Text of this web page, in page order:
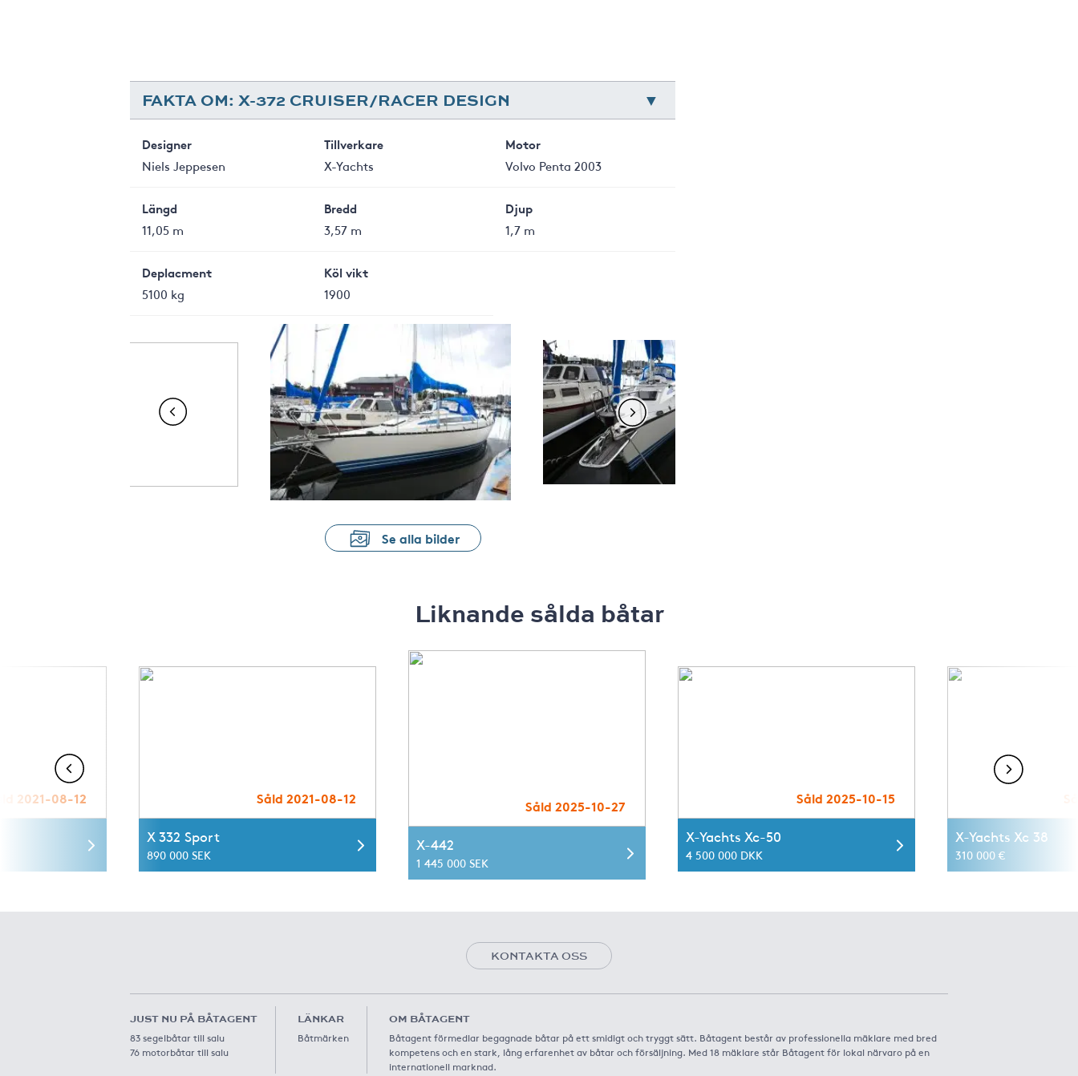
FAKTA OM: X-372 CRUISER/RACER DESIGN
Designer
Niels Jeppesen
Tillverkare
X-Yachts
Motor
Volvo Penta 2003
Längd
11,05 m
Bredd
3,57 m
Djup
1,7 m
Deplacment
5100 kg
Köl vikt
1900
Se alla bilder
Liknande sålda båtar
2021-08-12 Såld 2021-08-12
X 332 Sport
890 000 SEK
Såld 2025-10-27
X-442
1 445 000 SEK
Såld 2025-10-15
X-Yachts Xc-50
4 500 000 DKK
X-Yachts Xc 38
310 000 €
KONTAKTA OSS
JUST NU PÅ BÅTAGENT
83 segelbåtar till salu
76 motorbåtar till salu
LÄNKAR
Båtmärken
OM BÅTAGENT
Båtagent förmedlar begagnade båtar på ett smidigt och tryggt sätt. Båtagent består av professionella mäklare med bred
kompetens och en stark, lång erfarenhet av båtar och försäljning. Med 18 mäklare står Båtagent för lokal närvaro på en
internationell marknad.